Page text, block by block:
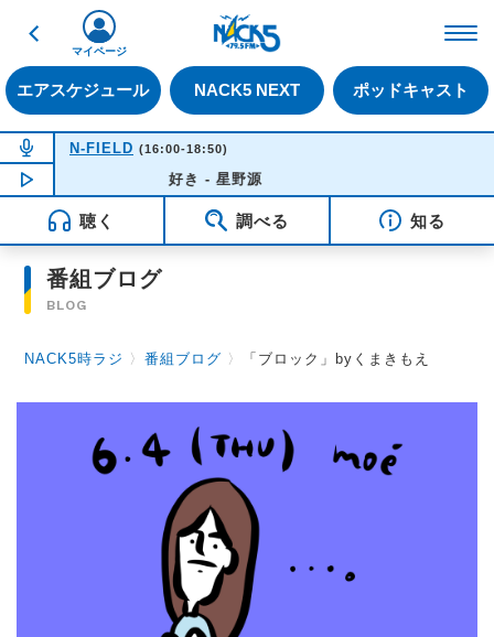
戻る
エアスケジュール NACK5 NEXT ポッドキャスト
マイページ
NOW ON AIR
N-FIELD (16:00-18:50)
15:48
好き - 星野源
聴く 調べる 知る
番組ブログ
BLOG
NACK5時ラジ 〉番組ブログ 〉 「ブロック」byくまきもえ